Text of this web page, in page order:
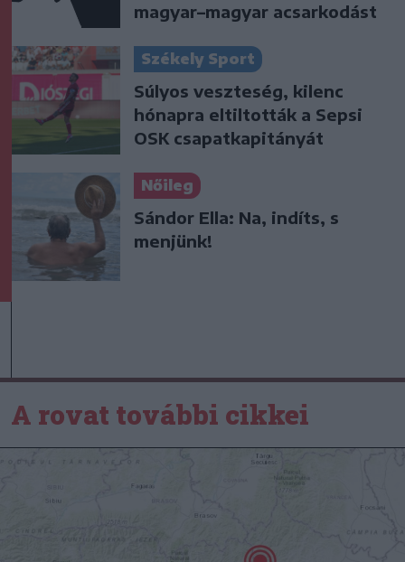
magyar–magyar acsarkodást
Székely Sport
Súlyos veszteség, kilenc
hónapra eltiltották a Sepsi
OSK csapatkapitányát
Nőileg
Sándor Ella: Na, indíts, s
menjünk!
A rovat további cikkei